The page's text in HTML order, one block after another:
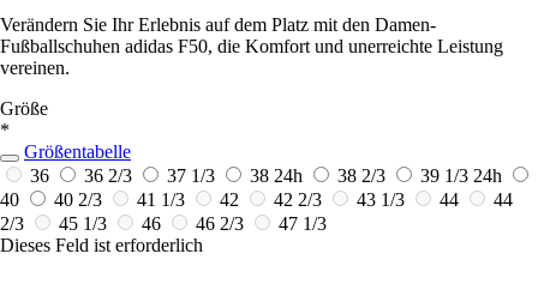
Verändern Sie Ihr Erlebnis auf dem Platz mit den Damen-
Fußballschuhen adidas F50, die Komfort und unerreichte Leistung
vereinen.
Größe
*
Größentabelle
36
36 2/3 37 1/3 38 24h 38 2/3 39 1/3 24h
40
40 2/3 41 1/3 42 42 2/3 43 1/3 44
44
2/3
45 1/3 46 46 2/3
47 1/3
Dieses Feld ist erforderlich